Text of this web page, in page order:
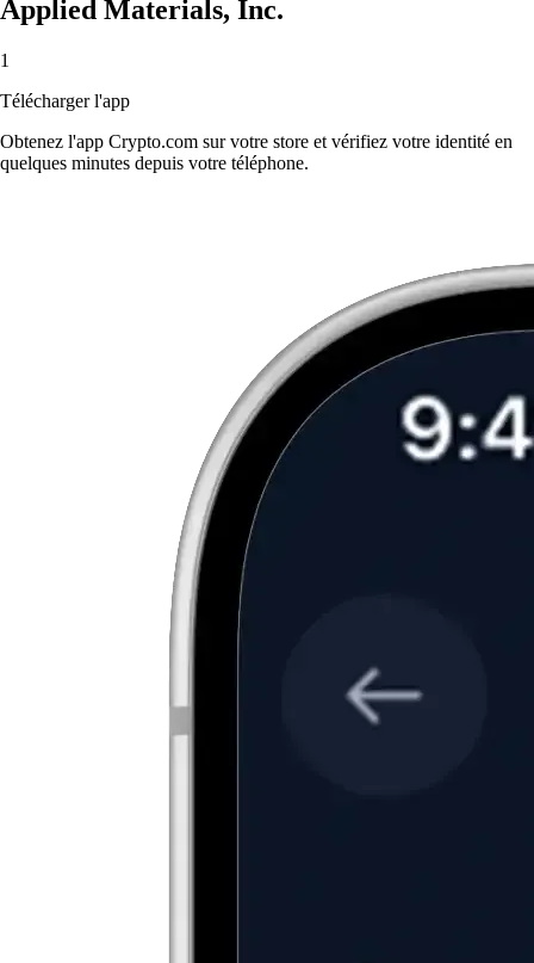
Applied Materials, Inc.
1
Télécharger l'app
Obtenez l'app Crypto.com sur votre store et vérifiez votre identité en
quelques minutes depuis votre téléphone.